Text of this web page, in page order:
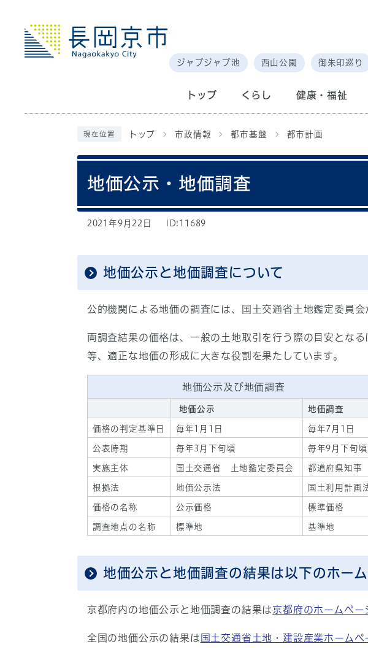
ジャブジャブ池 西山公園 御朱印巡り
トップ くらし 健康・福祉
現在位置 トップ 市政情報 都市基盤 都市計画
地価公示・地価調査
2021年9月22日 ID:11689
地価公示と地価調査について
公的機関による地価の調査には、国土交通省土地鑑定委員
両調査結果の価格は、一般の土地取引を行う際の目安とな
等、適正な地価の形成に大きな役割を果たしています。
地価公示及び地価調査
地価公示 地価調査
価格の判定基準日 毎年1月1日 毎年7月1日
公表時期 毎年3月下旬頃 毎年9月下旬頃
実施主体 国土交通省 土地鑑定委員会 都道府県知事
根拠法 地価公示法 国土利用計画
価格の名称 公示価格 標準価格
調査地点の名称 標準地 基準地
地価公示と地価調査の結果は以下のホー
京都府内の地価公示と地価調査の結果は京都府のホームペー
全国の地価公示の結果は 国土交通省土地・建設産業ホームペ